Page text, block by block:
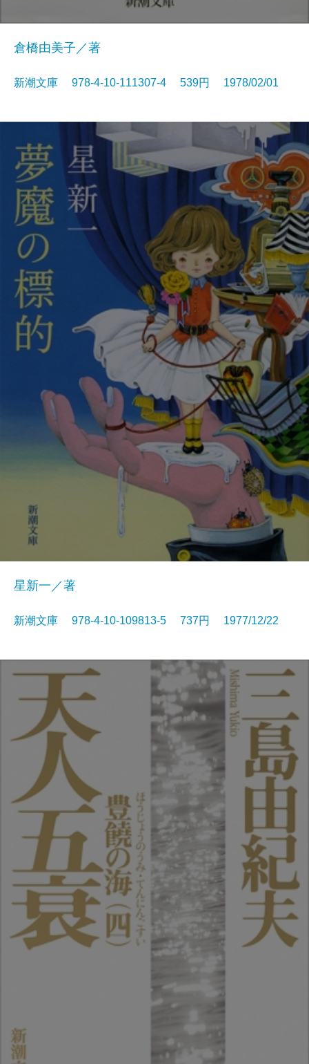
倉橋由美子／著
新潮文庫 978-4-10-111307-4 539円 1978/02/01
星新一／著
新潮文庫 978-4-10-109813-5 737円 1977/12/22